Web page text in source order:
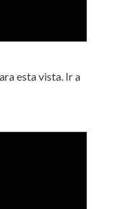
esta vista. Ir a